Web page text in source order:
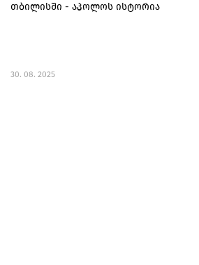
თბილისში - აპოლოს ისტორია
30. 08. 2025